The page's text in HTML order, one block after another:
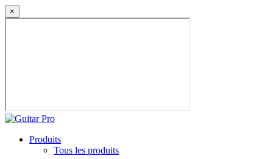
×
Produits
Tous les produits